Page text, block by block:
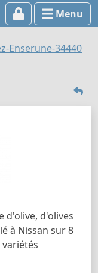
Menu
Enserune-34440
d'olive, d'olives
à Nissan sur 8